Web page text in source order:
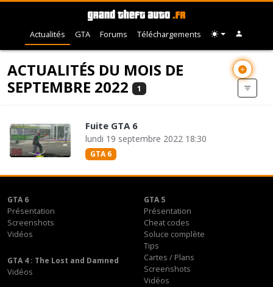
Actualités GTA Forums Téléchargements
ACTUALITÉS DU MOIS DE
SEPTEMBRE 2022
1
Fuite GTA 6
lundi 19 septembre 2022 18:30
GTA 6
GTA 6
Présentation
Screenshots
Vidéos
GTA 5
Présentation
Cheat codes
Soluce complète
Tips
Cartes / Plans
Screenshots
Vidéos
GTA 4 : The Lost and Damned
Vidéos